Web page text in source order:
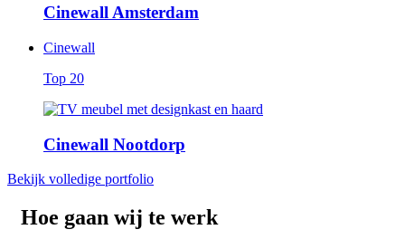
Cinewall Amsterdam
Cinewall
Top 20
Cinewall Nootdorp
Bekijk volledige portfolio
Hoe gaan wij te werk